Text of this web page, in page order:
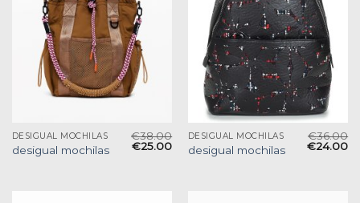
DESIGUAL MOCHILAS
desigual mochilas
€38.00
€25.00
DESIGUAL MOCHILAS
desigual mochilas
€36.00
€24.00